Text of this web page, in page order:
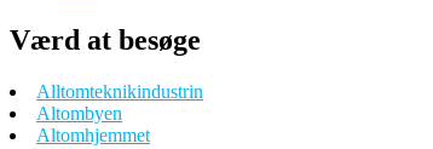
Værd at besøge
Alltomteknikindustrin
Altombyen
Altomhjemmet